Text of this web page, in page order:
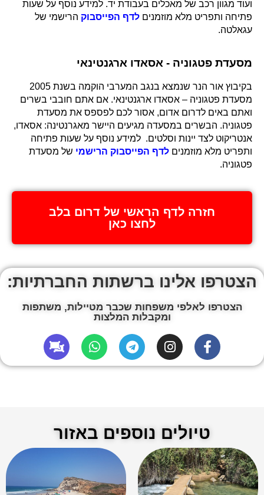
ועוד מגוון רכב של מאכלים בעבודת יד. למידע נוסף על שעות
פתיחה ותפריט מלא מוזמנים לדף הפייסבוק הרישמי של
עגאלטה.
מסעדת פטגוניה - אסאדו ארגנטינאי
בקיבוץ אור הנר שנמצא בנגב המערבי הוקמה בשנת 2005
מסעדת פטגוניה – אסאדו ארגנטינאי. אם אתם חובבי בשרים
ואתם באים לדרום אדום, אסור לכם לפספס את מסעדת
פטגוניה. הבשרים במסעדה מגיעים היישר מאגרנטינה: אסאדו,
אנטריקוט לצד יינות וסלטים. למידע נוסף על שעות פתיחה
ותפריט מלא מוזמנים לדף הפייסבוק הרישמי של מסעדת
פטגוניה.
חזרה לדף הראשי של דרום בלב
לחצו כאן
הצטרפו אלינו ברשתות החברתיות:
הצטרפו לאלפי משפחות שכבר מטיילות, משתפות
ומקבלות המלצות
טיולים נוספים באזור